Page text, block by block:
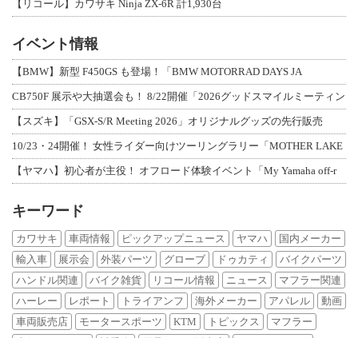
【リコール】カワサキ Ninja ZX-6R 計1,930台
イベント情報
【BMW】新型 F450GS も登場！「BMW MOTORRAD DAYS JA
CB750F 展示や大抽選会も！ 8/22開催「2026グッドスマイルミーティン
【スズキ】「GSX-S/R Meeting 2026」オリジナルグッズの先行販売
10/23・24開催！ 女性ライダー向けツーリングラリー「MOTHER LAKE
【ヤマハ】初心者が主役！ オフロード体験イベント「My Yamaha off-r
キーワード
カワサキ 車両情報 ピックアップニュース ヤマハ
国内メーカー
輸入車
展示会 外装パーツ グローブ ドゥカティ
バイクパーツ
ハンドル関連
バイク雑貨 リコール情報 ニュース
マフラー関連
ハーレー
レポート トライアンフ 海外メーカー アパレル
動画
車両販売店
モータースポーツ KTM トピックス
マフラー